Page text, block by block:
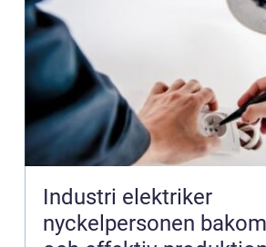
Industri elektriker
nyckelpersonen